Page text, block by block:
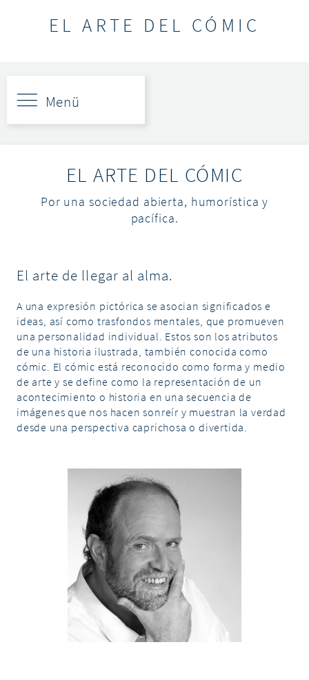
EL ARTE DEL CÓMIC
zodíaco chino
Animales y
Publicaciones
Vita Daniel
Contacto
DE EN ES
EL ARTE DEL CÓMIC
Por una sociedad abierta, humorística y
pacífica.
El arte de llegar al alma.
A una expresión pictórica se asocian significados e
ideas, así como trasfondos mentales, que promueven
una personalidad individual. Estos son los atributos
de una historia ilustrada, también conocida como
cómic. El cómic está reconocido como forma y medio
de arte y se define como la representación de un
acontecimiento o historia en una secuencia de
imágenes que nos hacen sonreír y muestran la verdad
desde una perspectiva caprichosa o divertida.